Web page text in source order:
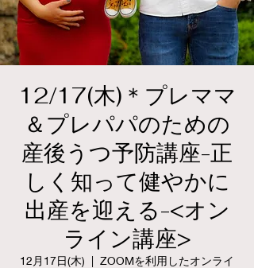
12/17(木)＊プレママ
＆プレパパのための
産後うつ予防講座-正
しく知って健やかに
出産を迎える-<オン
ライン講座>
12月17日(木)
  |
ZOOMを利用したオンライ